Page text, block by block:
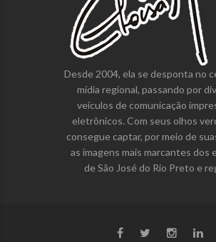
Desde 2004, ela se desponta no
mídia regional, passando por
veículos de comunicação
eletrônicos. Com seus olhos
consegue captar, por meio de
as imagens mais marcantes dos
de São José do Rio Preto e